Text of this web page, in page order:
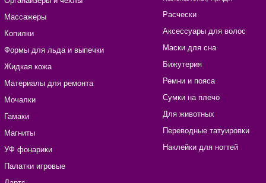
Массажеры
Копилки
Формы для льда и выпечки
Жидкая кожа
Материалы для ремонта
Мочалки
Гамаки
Магниты
УФ фонарики
Палатки игровые
Расчески
Аксессуары для волос
Маски для сна
Бижутерия
Ремни и пояса
Сумки на плечо
Для животных
Переводные татуировки
Наклейки для ногтей